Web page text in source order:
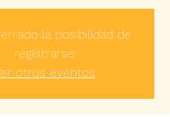
la posibilidad de
registrarse
otros eventos